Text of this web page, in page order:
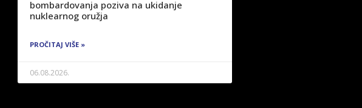
bombardovanja poziva na ukidanje
nuklearnog oružja
PROČITAJ VIŠE »
06.08.2026.